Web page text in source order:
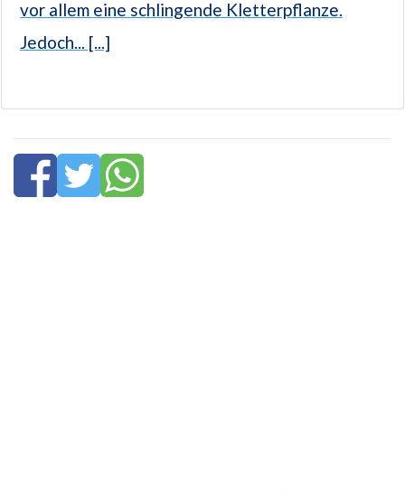
vor allem eine schlingende Kletterpflanze.
Jedoch... [...]